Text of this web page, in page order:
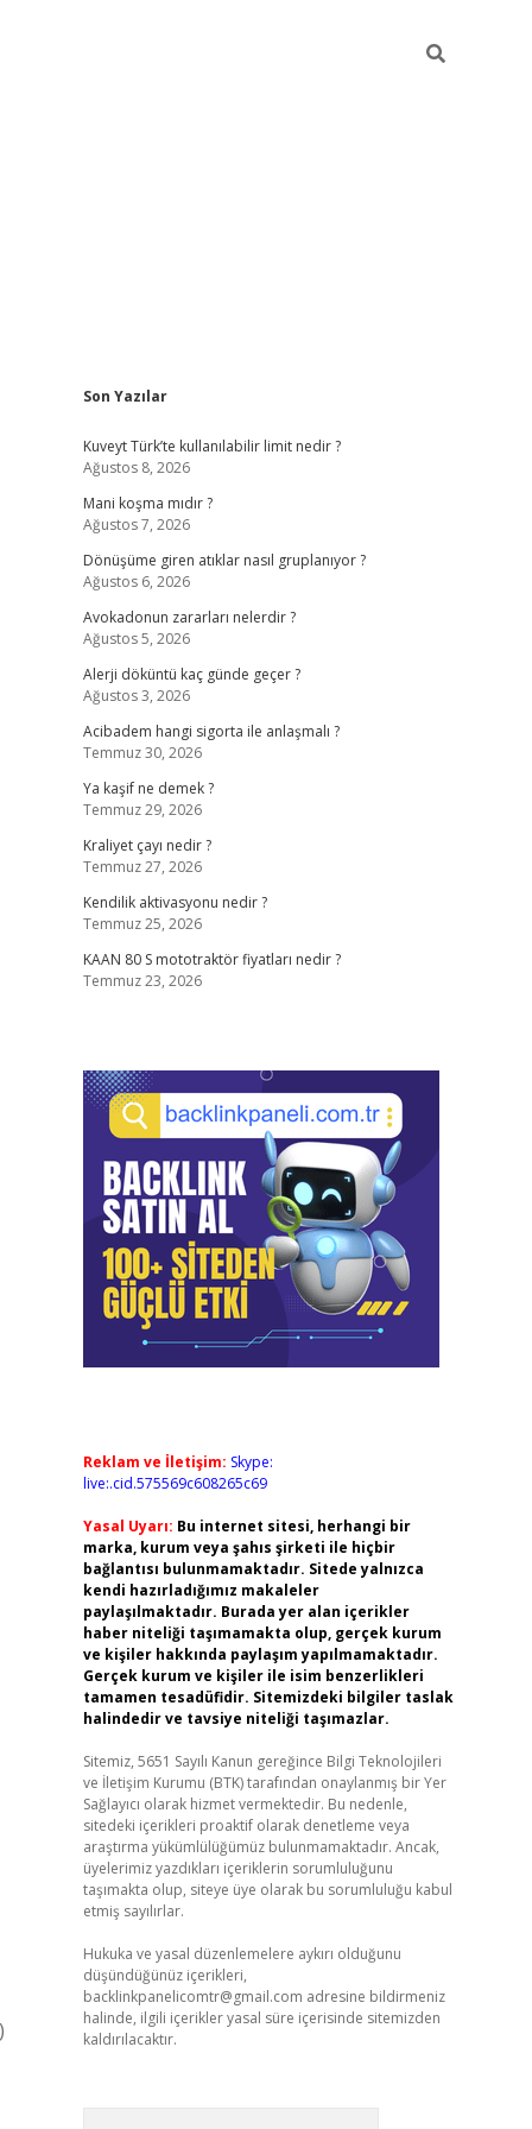
Sidebar
Son Yazılar
Kuveyt Türk’te kullanılabilir limit nedir ?
Ağustos 8, 2026
Mani koşma mıdır ?
Ağustos 7, 2026
Dönüşüme giren atıklar nasıl gruplanıyor ?
Ağustos 6, 2026
Avokadonun zararları nelerdir ?
Ağustos 5, 2026
Alerji döküntü kaç günde geçer ?
Ağustos 3, 2026
Acibadem hangi sigorta ile anlaşmalı ?
Temmuz 30, 2026
Ya kaşif ne demek ?
Temmuz 29, 2026
Kraliyet çayı nedir ?
Temmuz 27, 2026
Kendilik aktivasyonu nedir ?
Temmuz 25, 2026
KAAN 80 S mototraktör fiyatları nedir ?
Temmuz 23, 2026
Reklam ve İletişim: Skype:
live:.cid.575569c608265c69
Yasal Uyarı: Bu internet sitesi, herhangi bir
marka, kurum veya şahıs şirketi ile hiçbir
bağlantısı bulunmamaktadır. Sitede yalnızca
kendi hazırladığımız makaleler
paylaşılmaktadır. Burada yer alan içerikler
haber niteliği taşımamakta olup, gerçek kurum
ve kişiler hakkında paylaşım yapılmamaktadır.
Gerçek kurum ve kişiler ile isim benzerlikleri
tamamen tesadüfidir. Sitemizdeki bilgiler taslak
halindedir ve tavsiye niteliği taşımazlar.
Sitemiz, 5651 Sayılı Kanun gereğince Bilgi Teknolojileri
ve İletişim Kurumu (BTK) tarafından onaylanmış bir Yer
Sağlayıcı olarak hizmet vermektedir. Bu nedenle,
sitedeki içerikleri proaktif olarak denetleme veya
araştırma yükümlülüğümüz bulunmamaktadır. Ancak,
üyelerimiz yazdıkları içeriklerin sorumluluğunu
taşımakta olup, siteye üye olarak bu sorumluluğu kabul
etmiş sayılırlar.
Hukuka ve yasal düzenlemelere aykırı olduğunu
düşündüğünüz içerikleri,
backlinkpanelicomtr@gmail.com adresine bildirmeniz
halinde, ilgili içerikler yasal süre içerisinde sitemizden
kaldırılacaktır.